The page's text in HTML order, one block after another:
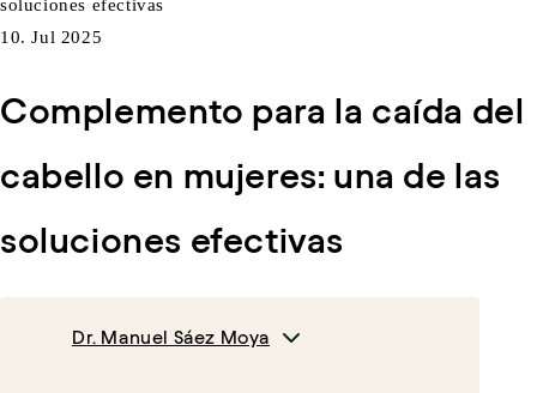
10. Jul 2025
Complemento para la caída del
cabello en mujeres: una de las
soluciones efectivas
Dr. Manuel Sáez Moya